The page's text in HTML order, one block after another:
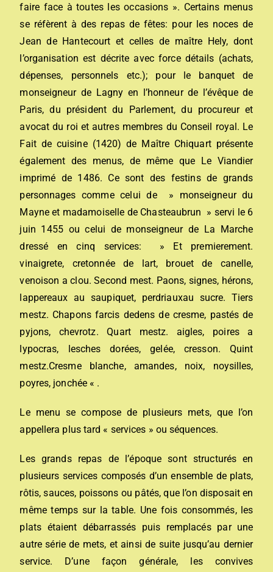
faire face à toutes les occasions ». Certains menus
se réfèrent à des repas de fêtes: pour les noces de
Jean de Hantecourt et celles de maître Hely, dont
l’organisation est décrite avec force détails (achats,
dépenses, personnels etc.); pour le banquet de
monseigneur de Lagny en l’honneur de l’évêque de
Paris, du président du Parlement, du procureur et
avocat du roi et autres membres du Conseil royal. Le
Fait de cuisine (1420) de Maître Chiquart présente
également des menus, de même que Le Viandier
imprimé de 1486. Ce sont des festins de grands
personnages comme celui de » monseigneur du
Mayne et madamoiselle de Chasteaubrun » servi le 6
juin 1455 ou celui de monseigneur de La Marche
dressé en cinq services: » Et premierement.
vinaigrete, cretonnée de lart, brouet de canelle,
venoison a clou. Second mest. Paons, signes, hérons,
lappereaux au saupiquet, perdriauxau sucre. Tiers
mestz. Chapons farcis dedens de cresme, pastés de
pyjons, chevrotz. Quart mestz. aigles, poires a
lypocras, lesches dorées, gelée, cresson. Quint
mestz.Cresme blanche, amandes, noix, noysilles,
poyres, jonchée « .
Le menu se compose de plusieurs mets, que l’on
appellera plus tard « services » ou séquences.
Les grands repas de l’époque sont structurés en
plusieurs services composés d’un ensemble de plats,
rôtis, sauces, poissons ou pâtés, que l’on disposait en
même temps sur la table. Une fois consommés, les
plats étaient débarrassés puis remplacés par une
autre série de mets, et ainsi de suite jusqu’au dernier
service. D’une façon générale, les convives